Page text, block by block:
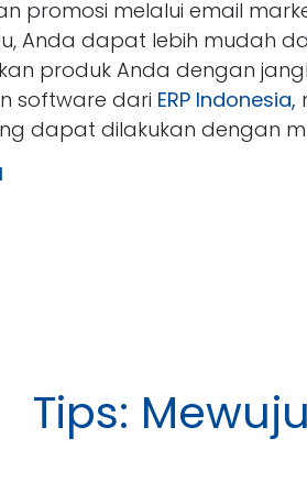
promosi melalui email
Anda dapat lebih mudah
produk Anda dengan
software dari ERP Indonesia,
dapat dilakukan dengan
Tips: